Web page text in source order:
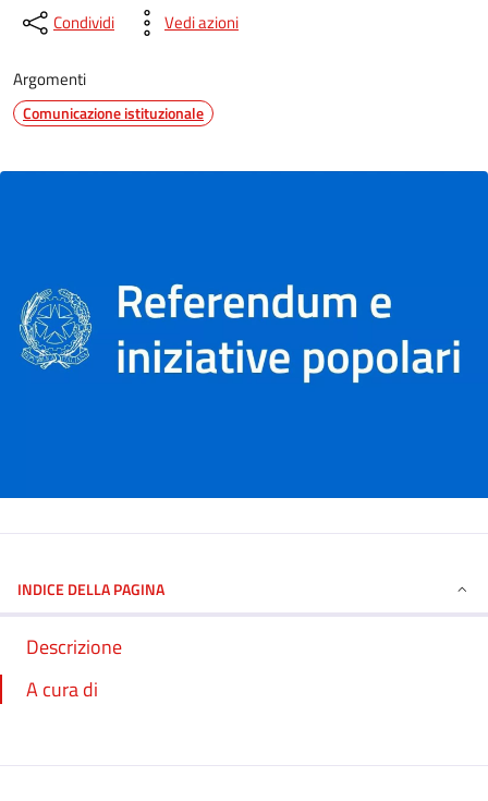
Condividi Vedi azioni
Argomenti
Comunicazione istituzionale
INDICE DELLA PAGINA
Descrizione
A cura di